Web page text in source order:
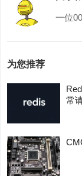
一位
为您推荐
常